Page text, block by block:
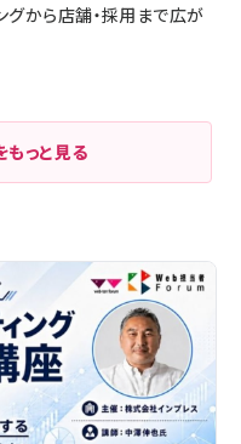
グから店舗・採用まで広が
っと見る